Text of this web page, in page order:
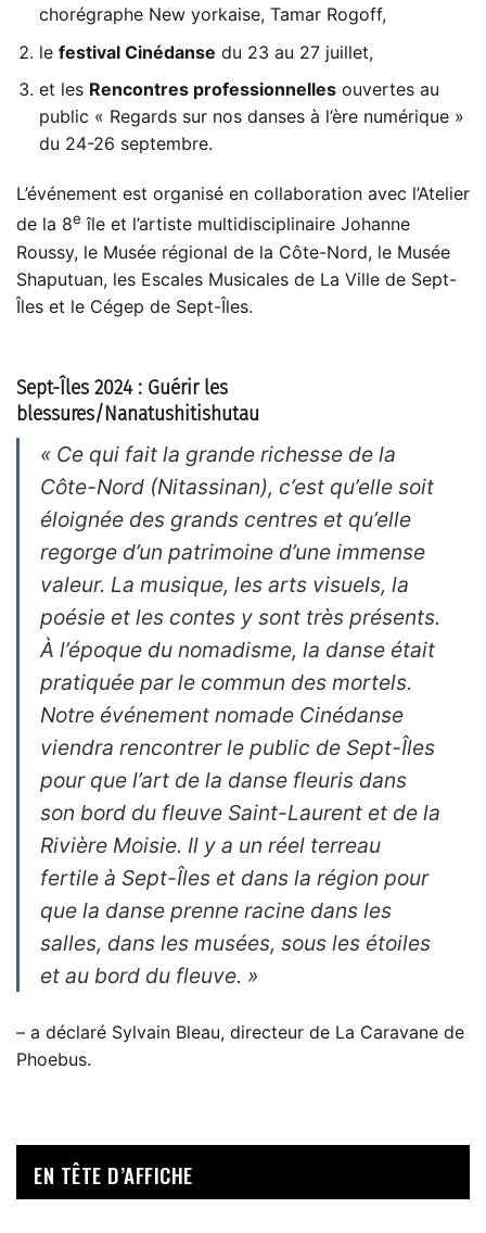
chorégraphe New yorkaise, Tamar Rogoff,
le festival Cinédanse du 23 au 27 juillet,
et les Rencontres professionnellesouvertes au
public « Regards sur nos danses à l’ère numérique »
du 24-26 septembre.
L’événement est organisé en collaboration avec l’Atelier
de la 8e île et l’artiste multidisciplinaire Johanne
Roussy, le Musée régional de la Côte-Nord, le Musée
Shaputuan, les Escales Musicales de La Ville de Sept-
Îles et le Cégep de Sept-Îles.
Sept-Îles 2024 : Guérir les
blessures/Nanatushitishutau
« Ce qui fait la grande richesse de la
Côte-Nord (Nitassinan), c’est qu’elle soit
éloignée des grands centres et qu’elle
regorge d’un patrimoine d’une immense
valeur. La musique, les arts visuels, la
poésie et les contes y sont très présents.
À l’époque du nomadisme, la danse était
pratiquée par le commun des mortels.
Notre événement nomade Cinédanse
viendra rencontrer le public de Sept-Îles
pour que l’art de la danse fleuris dans
son bord du fleuve Saint-Laurent et de la
Rivière Moisie. Il y a un réel terreau
fertile à Sept-Îles et dans la région pour
que la danse prenne racine dans les
salles, dans les musées, sous les étoiles
et au bord du fleuve. »
– a déclaré Sylvain Bleau, directeur de La Caravane de
Phoebus.
EN TÊTE D’AFFICHE